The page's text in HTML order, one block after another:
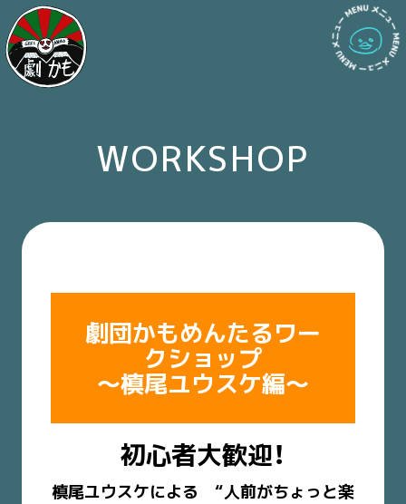
WORKSHOP
劇団かもめんたるワー
クショップ
〜槙尾ユウスケ編〜
初心者大歓迎！
槙尾ユウスケによる “人前がちょっと楽